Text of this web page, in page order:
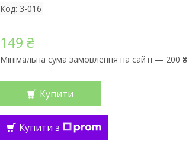
Код: 3-016
149 ₴
Мінімальна сума замовлення на сайті — 200 ₴
Купити
Купити з